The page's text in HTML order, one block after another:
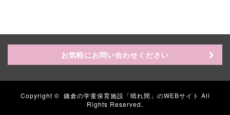
お気軽にお問い合わせください
Copyright © 鎌倉の学童保育施設「晴れ間」のWEBサイト All
Rights Reserved.